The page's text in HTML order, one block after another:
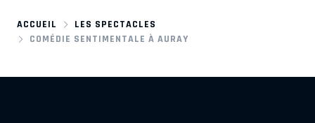
ACCUEIL
LES SPECTACLES
COMÉDIE SENTIMENTALE À AURAY